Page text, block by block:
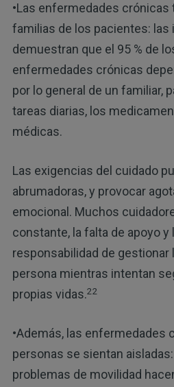
•Las enfermedades
familias de los pacientes:
demuestran que el 95 % de
enfermedades crónicas
por lo general de un familiar,
tareas diarias, los
médicas.
Las exigencias del cuidado
abrumadoras, y provocar
emocional. Muchos
constante, la falta de apoyo y
responsabilidad de gestionar
persona mientras intentan
propias vidas.22
•Además, las enfermedades
personas se sientan
problemas de movilidad